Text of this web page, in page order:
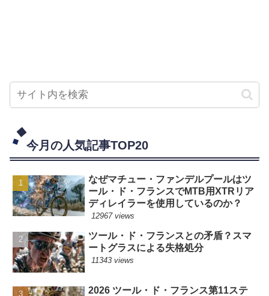
今月の人気記事TOP20
なぜマチュー・ファンデルプールはツ
ール・ド・フランスでMTB用XTRリア
ディレイラーを使用しているのか？
12967 views
ツール・ド・フランスとの矛盾？スマ
ートグラスによる失格処分
11343 views
2026 ツール・ド・フランス第11ステ